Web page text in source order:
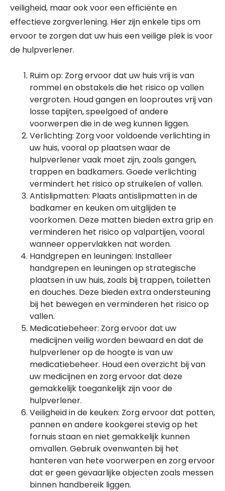
veiligheid, maar ook voor een efficiënte en
effectieve zorgverlening. Hier zijn enkele tips om
ervoor te zorgen dat uw huis een veilige plek is voor
de hulpverlener.
Ruim op: Zorg ervoor dat uw huis vrij is van
rommel en obstakels die het risico op vallen
vergroten. Houd gangen en looproutes vrij van
losse tapijten, speelgoed of andere
voorwerpen die in de weg kunnen liggen.
Verlichting: Zorg voor voldoende verlichting in
uw huis, vooral op plaatsen waar de
hulpverlener vaak moet zijn, zoals gangen,
trappen en badkamers. Goede verlichting
vermindert het risico op struikelen of vallen.
Antislipmatten: Plaats antislipmatten in de
badkamer en keuken om uitglijden te
voorkomen. Deze matten bieden extra grip en
verminderen het risico op valpartijen, vooral
wanneer oppervlakken nat worden.
Handgrepen en leuningen: Installeer
handgrepen en leuningen op strategische
plaatsen in uw huis, zoals bij trappen, toiletten
en douches. Deze bieden extra ondersteuning
bij het bewegen en verminderen het risico op
vallen.
Medicatiebeheer: Zorg ervoor dat uw
medicijnen veilig worden bewaard en dat de
hulpverlener op de hoogte is van uw
medicatiebeheer. Houd een overzicht bij van
uw medicijnen en zorg ervoor dat deze
gemakkelijk toegankelijk zijn voor de
hulpverlener.
Veiligheid in de keuken: Zorg ervoor dat potten,
pannen en andere kookgerei stevig op het
fornuis staan en niet gemakkelijk kunnen
omvallen. Gebruik ovenwanten bij het
hanteren van hete voorwerpen en zorg ervoor
dat er geen gevaarlijke objecten zoals messen
binnen handbereik liggen.